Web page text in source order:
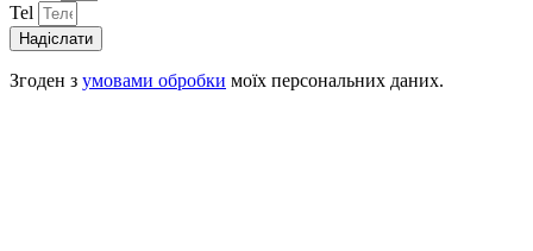
Tel
Надіслати
Згоден з умовами обробки моїх персональних даних.